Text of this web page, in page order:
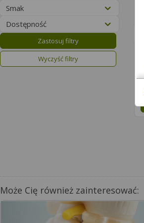
Smak
Dostępność
Zastosuj filtry
Wyczyść filtry
Może Cię również zainteresować: